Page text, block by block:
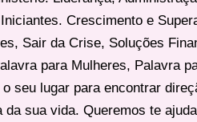
Crescimento e
Sair da Crise, Soluções
para Mulheres, Palavra
seu lugar para encontrar
da sua vida. Queremos te